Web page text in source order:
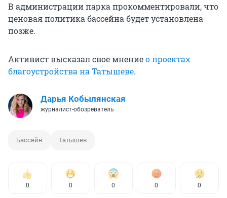
В администрации парка прокомментировали, что
ценовая политика бассейна будет установлена
позже.
Активист высказал свое мнениео проектах
благоустройства на Татышеве.
Дарья Кобылянская
журналист-обозреватель
Бассейн Татышев
0 0 0 0 0